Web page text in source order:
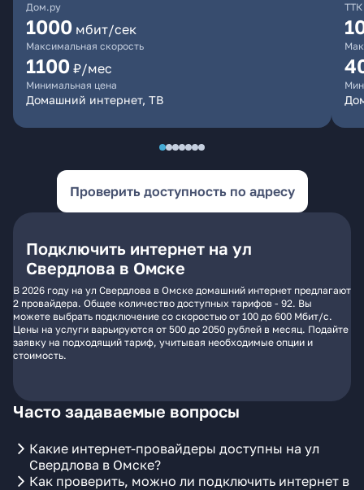
Дом.ру
1000 мбит/сек
Максимальная скорость
1100 ₽/мес
Минимальная цена
Домашний интернет, ТВ
ТТК
Проверить доступность по адресу
Подключить интернет на ул
Свердлова в Омске
В 2026 году на ул Свердлова в Омске домашний интернет предлагают
2 провайдера. Общее количество доступных тарифов - 92. Вы
можете выбрать подключение со скоростью от 100 до 600 Мбит/с.
Цены на услуги варьируются от 500 до 2050 рублей в месяц. Подайте
заявку на подходящий тариф, учитывая необходимые опции и
стоимость.
Часто задаваемые вопросы
Какие интернет-провайдеры доступны на ул
Свердлова в Омске?
Как проверить, можно ли подключить интернет в